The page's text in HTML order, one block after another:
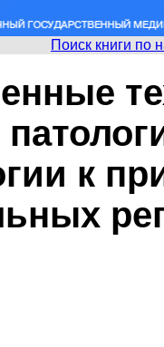
Поиск книги по
к